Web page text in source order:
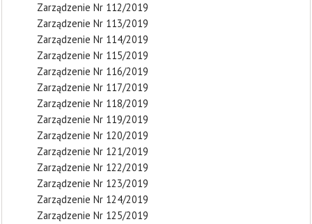
Zarządzenie Nr 112/2019
Zarządzenie Nr 113/2019
Zarządzenie Nr 114/2019
Zarządzenie Nr 115/2019
Zarządzenie Nr 116/2019
Zarządzenie Nr 117/2019
Zarządzenie Nr 118/2019
Zarządzenie Nr 119/2019
Zarządzenie Nr 120/2019
Zarządzenie Nr 121/2019
Zarządzenie Nr 122/2019
Zarządzenie Nr 123/2019
Zarządzenie Nr 124/2019
Zarządzenie Nr 125/2019